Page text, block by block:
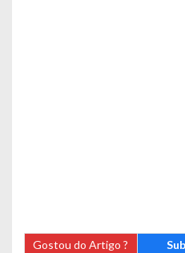
Gostou do Artigo ?